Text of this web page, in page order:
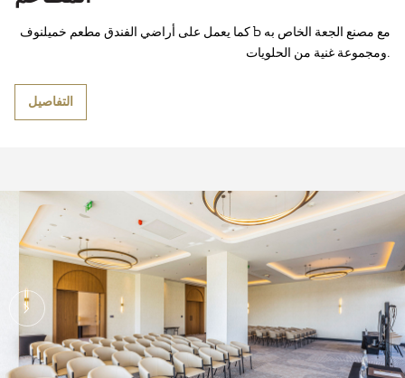
كما يعمل على أراضي الفندق مطعم خميلنوف Ъ مع مصنع الجعة الخاص به
ومجموعة غنية من الحلويات.
التفاصيل